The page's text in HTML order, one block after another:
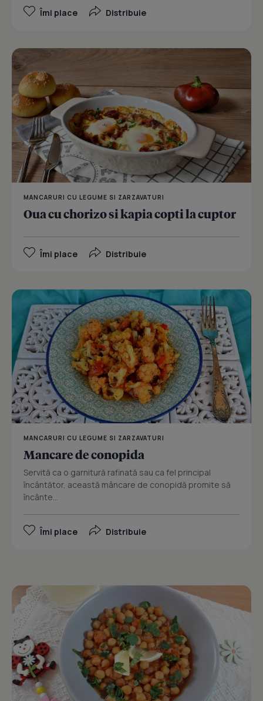
Îmi place Distribuie
MANCARURI CU LEGUME SI ZARZAVATURI
Oua cu chorizo si kapia copti la cuptor
Îmi place Distribuie
MANCARURI CU LEGUME SI ZARZAVATURI
Mancare de conopida
Servită ca o garnitură rafinată sau ca fel principal
încântător, această mâncare de conopidă promite să
încânte...
Îmi place Distribuie